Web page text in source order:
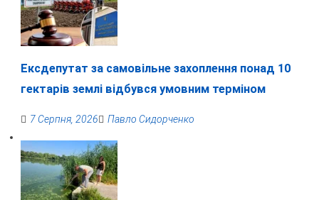
Ексдепутат за самовільне захоплення понад 10
гектарів землі відбувся умовним терміном
7 Серпня, 2026 Павло Сидорченко